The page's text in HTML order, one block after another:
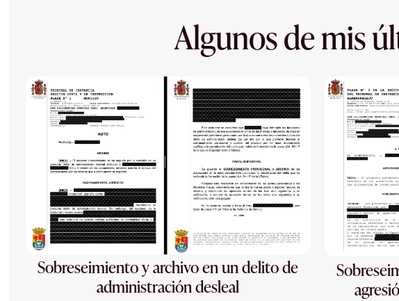
Algunos de mis
Sobreseimiento y archivo en un delito de
administración desleal